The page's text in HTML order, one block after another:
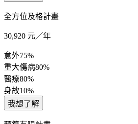
全方位及格計畫
30,920 元／年
意外75%
重大傷病80%
醫療80%
身故10%
我想了解